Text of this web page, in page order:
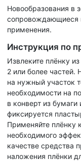
Новообразования в
сопровождающиеся
применения.
Инструкция по
Извлеките плёнку
2 или более частей.
на нужный участок
необходимости на
в конверт из бумаги
фиксируется
Применяйте плёнку
необходимого
качестве средства
наложения плёнки